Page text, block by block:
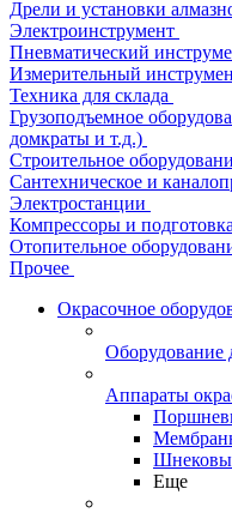
Дрели и установки
Электроинструмент
Пневматический
Измерительный
Техника для склада
Грузоподъемное
домкраты и т.д.)
Строительное
Сантехническое и
Электростанции
Компрессоры и
Отопительное
Прочее
Окрасочное
Оборудование
Аппараты
Еще